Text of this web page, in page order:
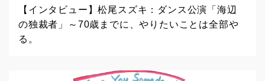
【インタビュー】松尾スズキ：ダンス公演「海辺
の独裁者」～70歳までに、やりたいことは全部や
る。